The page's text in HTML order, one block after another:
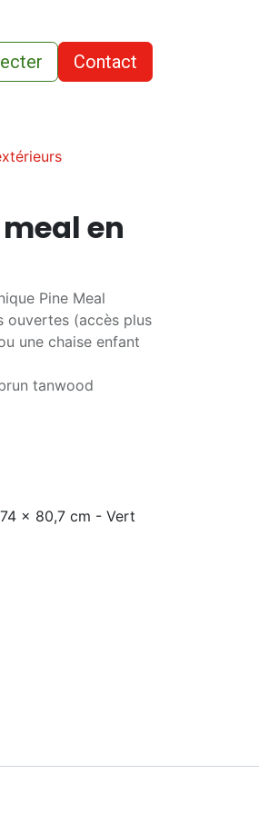
Contact
en
Pine Meal
ouvertes (accès plus
une chaise enfant
tanwood
x 80,7 cm - Vert